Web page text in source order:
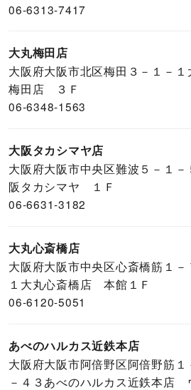
06-6313-7417
大丸梅田店
大阪府大阪市北区梅田３－１－１
梅田店 ３Ｆ
06-6348-1563
大阪タカシマヤ店
大阪府大阪市中央区難波５－１－
阪タカシマヤ １Ｆ
06-6631-3182
大丸心斎橋店
大阪府大阪市中央区心斎橋筋１－
１大丸心斎橋店 本館１Ｆ
06-6120-5051
あべのハルカス近鉄本店
大阪府大阪市阿倍野区阿倍野筋１
－４３あべのハルカス近鉄本店